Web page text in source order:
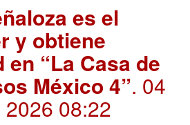
es el
y obtiene
“La Casa de
México 4”. 04
08:22